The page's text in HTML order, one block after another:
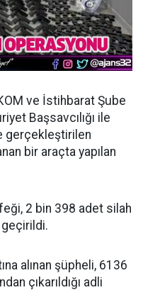
ve İstihbarat Şube
Başsavcılığı ile
gerçekleştirilen
bir araçta yapılan
2 bin 398 adet silah
geçirildi.
alınan şüpheli, 6136
çıkarıldığı adli